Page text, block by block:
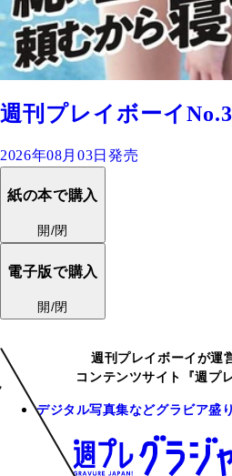
週刊プレイボーイ
2026年08月03日発売
紙の本で購入
開/閉
電子版で購入
開/閉
週刊プレイボーイが運
コンテンツサイト『週プ
デジタル写真集などグラビア盛